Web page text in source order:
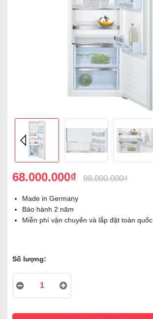
68.000.000₫ 98.000.000₫
Made in Germany
Bảo hành 2 năm
Miễn phí vận chuyển và lắp đặt toàn quốc
Số lượng: